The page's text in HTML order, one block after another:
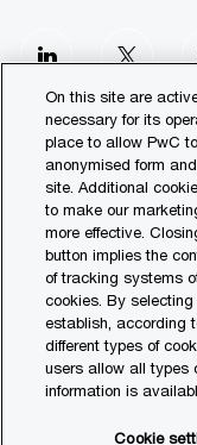
follow
us
Separator
© 2023 PwC. All rights
Contact us
Our Offices
Transparency Report
Legal & Privacy
On this site are
necessary for its
place to allow PwC
anonymised form
site. Additional
to make our
more effective.
button implies the
of tracking systems
cookies. By
establish, according
different types of
users allow all types
information is
Cookie